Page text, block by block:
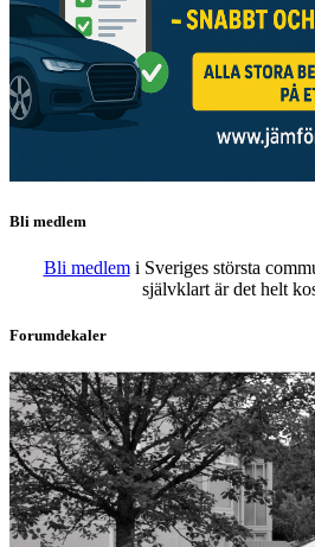
Bli medlem
Bli medlemi Sveriges största
självklart är det helt
Forumdekaler